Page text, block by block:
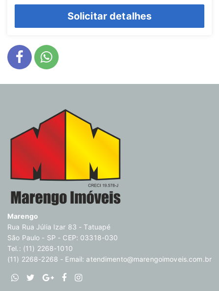
Solicitar detalhes
Marengo
Rua Rua Júlia Izar 83 - Tatuapé
São Paulo - SP - CEP: 03318-030
Tel.: (11) 2268-1010
(11) 2268-2268 - Email: atendimento@marengoimoveis.com.br